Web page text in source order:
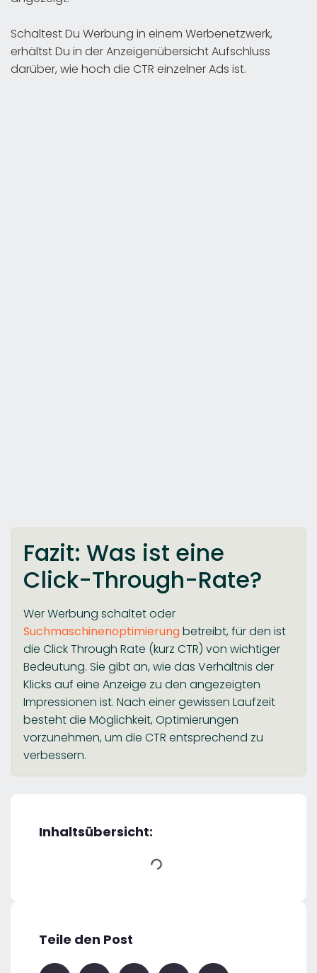
Schaltest Du Werbung in einem Werbenetzwerk,
erhältst Du in der Anzeigenübersicht Aufschluss
darüber, wie hoch die CTR einzelner Ads ist.
Fazit: Was ist eine
Click-Through-Rate?
Wer Werbung schaltet oder
Suchmaschinenoptimierungbetreibt, für den ist
die Click Through Rate (kurz CTR) von wichtiger
Bedeutung. Sie gibt an, wie das Verhältnis der
Klicks auf eine Anzeige zu den angezeigten
Impressionen ist. Nach einer gewissen Laufzeit
besteht die Möglichkeit, Optimierungen
vorzunehmen, um die CTR entsprechend zu
verbessern.
Inhaltsübersicht:
Teile den Post